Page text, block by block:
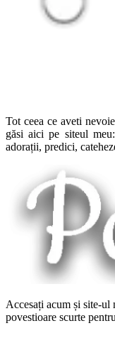
Tot ceea ce aveti
găsi aici pe siteul
adorații, predici,
Accesați acum și site-
povestioare scurte